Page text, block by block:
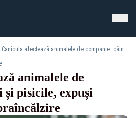
Canicula afectează animalele de companie: câinii și pisicile, expuși riscurilor de supraîncălzire
animalele de
pisicile, expuși